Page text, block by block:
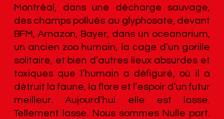
Montréal, dans une décharge sauvage,
des champs pollués au glyphosate, devant
BFM, Amazon, Bayer, dans un oceanarium,
un ancien zoo humain, la cage d’un gorille
solitaire, et bien d’autres lieux absurdes et
toxiques que l’humain a défiguré, où il a
détruit la faune, la flore et l’espoir d’un futur
meilleur. Aujourd’hui elle est lasse.
Tellement lasse. Nous sommes Nulle part.